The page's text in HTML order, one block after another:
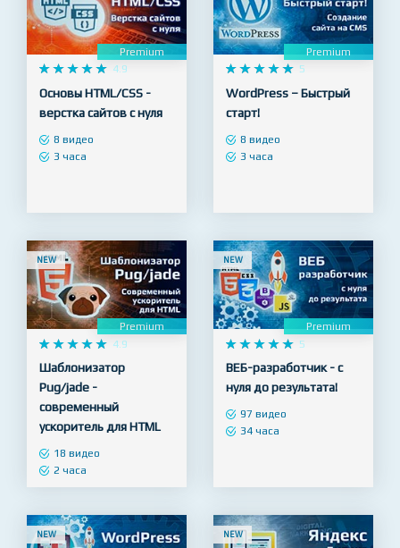
NEW
    
     4.9
Основы HTML/CSS -
верстка сайтов с нуля
NEW
Premium
  
  
WordPress – Быстрый
старт!
NEW
Premium
   
   
Шаблонизатор
Pug/jade -
современный
ускоритель для HTML
2 часа
NEW
    
     5
ВЕБ-разработчик - с
нуля до результата!